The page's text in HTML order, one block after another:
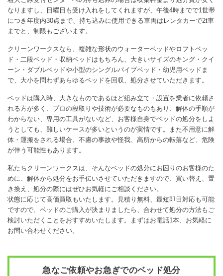
なりますし、日曜日も受け入れをしてくれますが、午後4時までで1世帯
につき年度内30点まで、持ち込みに使用できる車両はレンタカーで2t車
までと、制限もございます。
クリーンワークスなら、複雑な形状のウォーターベッドやロフトベッ
ド・二段ベッド・収納ベッドはもちろん、大きいサイズのキング・クイ
ーン・ダブルベッドや小型のシングルパイプベッド・幼児用ベッドま
で、大小を問わずあらゆるベッドを回収、処分させていただきます。
ベッドは購入時、大きなものであるほど組み立て・設置を業者に依頼さ
れる方が多く、プロの段取りや技術が必要なものもあり、解体の手順が
わからない、専用の工具がないなど、お客様自身でベッドの処分をしよ
うとしても、難しいケースが多いというのが実情です。また不用意に解
体・運搬をされる場合、不慮の事故や怪我、高所からの転落など、危険
が伴う可能性もあります。
私たちクリーンワークスは、そんなベッドの処分にお困りのお客様のた
めに、解体から処分をお手伝いさせていただきますので、買い替え、置
き換え、処分の際にはぜひお気軽にご相談ください。
状態に応じて高価買取もいたします。見積り無料、最短即日対応も可能
ですので、ベッドのご購入が決まりましたら、合わせて処分の方法もご
検討いただくことをおすすめいたします。まずはお電話1本、お気軽に
お問い合わせください。
急なご依頼やお急ぎでのベッド処分